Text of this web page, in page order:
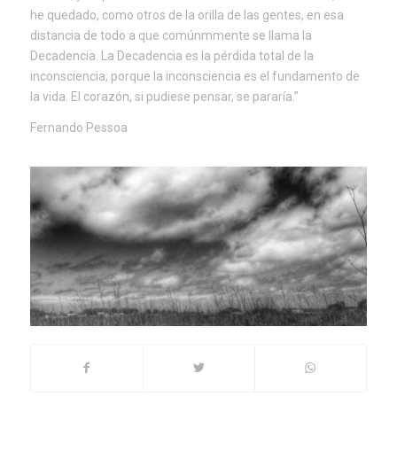
he quedado, como otros de la orilla de las gentes, en esa
distancia de todo a que comúnmmente se llama la
Decadencia. La Decadencia es la pérdida total de la
inconsciencia; porque la inconsciencia es el fundamento de
la vida. El corazón, si pudiese pensar, se pararía.”
Fernando Pessoa